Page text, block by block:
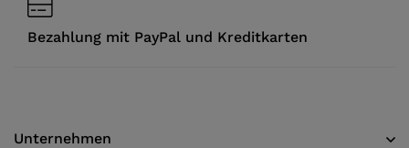
Bezahlung mit PayPal und Kreditkarten
Unternehmen